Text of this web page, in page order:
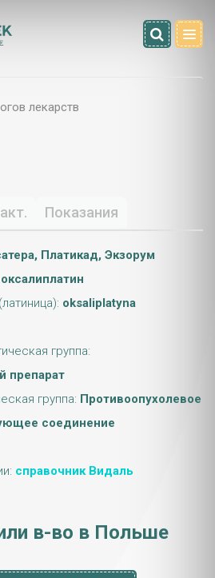
лекарств
Показания
Платикад, Экзорум
оксалиплатин
oksaliplatyna
группа:
препарат
группа: Противоопухолевое
соединение
справочник Видаль
в-во в Польше